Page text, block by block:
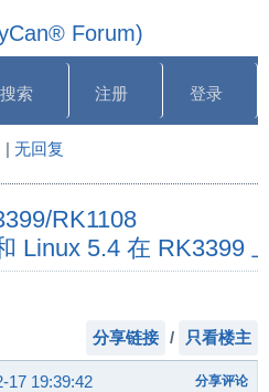
Forum)
搜索 注册 登录
| 无回复
RK1108
Linux 5.4 在 RK3399
分享链接 / 只看楼主
17 19:39:42 分享评论